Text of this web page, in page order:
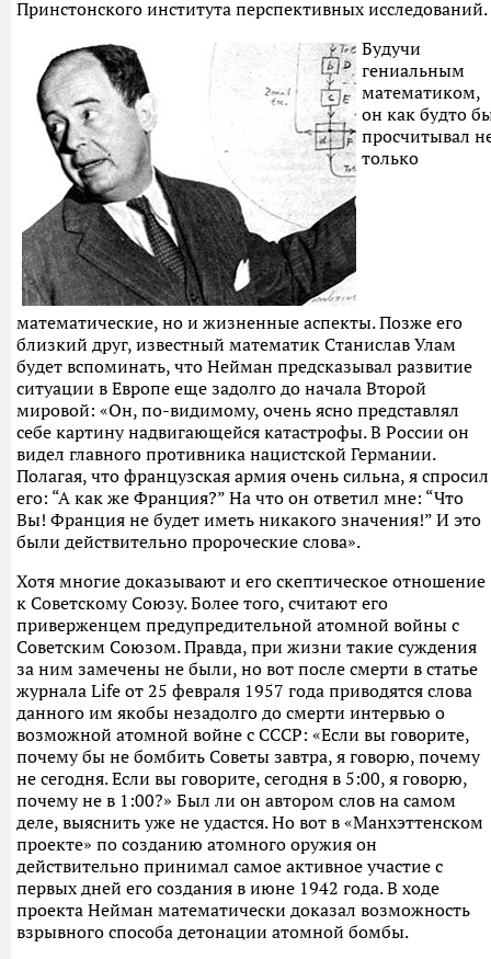
Принстонского института перспективных исследований.
Будучи
гениальным
математиком,
он как будто
просчитывал
только
математические, но и жизненные аспекты. Позже его
близкий друг, известный математик Станислав Улам
будет вспоминать, что Нейман предсказывал развитие
ситуации в Европе еще задолго до начала Второй
мировой: «Он, по-видимому, очень ясно представлял
себе картину надвигающейся катастрофы. В России он
видел главного противника нацистской Германии.
Полагая, что французская армия очень сильна, я спросил
его: “А как же Франция?” На что он ответил мне: “Что
Вы! Франция не будет иметь никакого значения!” И это
были действительно пророческие слова».
Хотя многие доказывают и его скептическое отношение
к Советскому Союзу. Более того, считают его
приверженцем предупредительной атомной войны с
Советским Союзом. Правда, при жизни такие суждения
за ним замечены не были, но вот после смерти в статье
журнала Life от 25 февраля 1957 года приводятся слова
данного им якобы незадолго до смерти интервью о
возможной атомной войне с СССР: «Если вы говорите,
почему бы не бомбить Советы завтра, я говорю, почему
не сегодня. Если вы говорите, сегодня в 5:00, я говорю,
почему не в 1:00?» Был ли он автором слов на самом
деле, выяснить уже не удастся. Но вот в «Манхэттенском
проекте» по созданию атомного оружия он
действительно принимал самое активное участие с
первых дней его создания в июне 1942 года. В ходе
проекта Нейман математически доказал возможность
взрывного способа детонации атомной бомбы.